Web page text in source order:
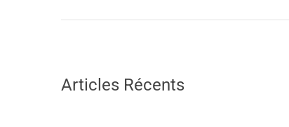
Articles Récents